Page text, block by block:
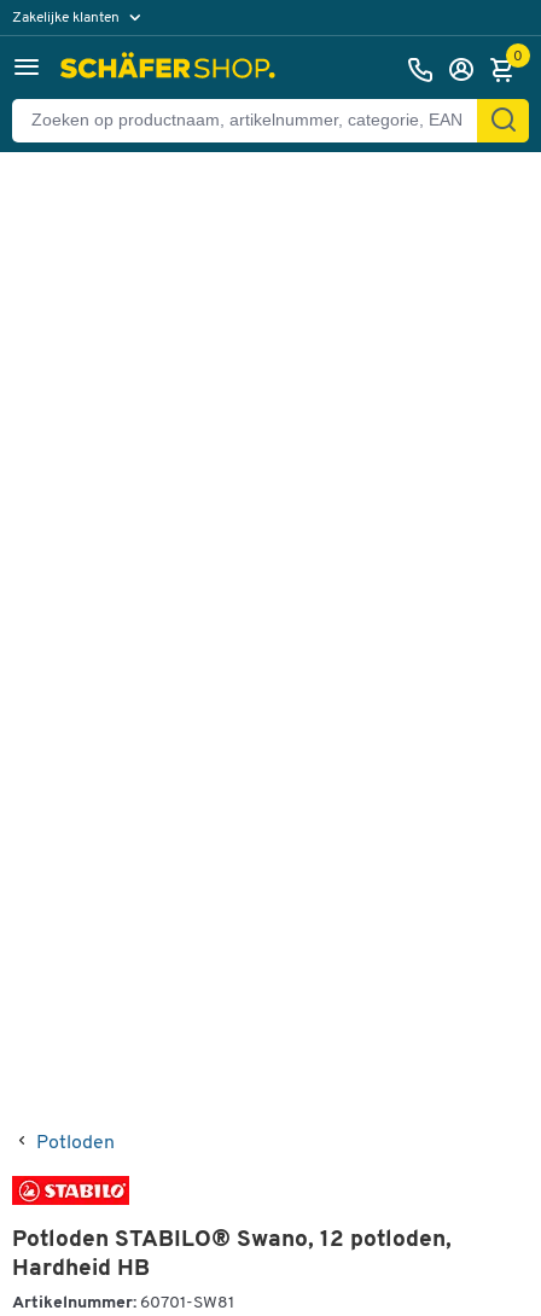
Zakelijke klanten
Particuliere klanten 0
Potloden
Potloden STABILO® Swano, 12 potloden,
Hardheid HB
Artikelnummer: 60701-SW81
Terug